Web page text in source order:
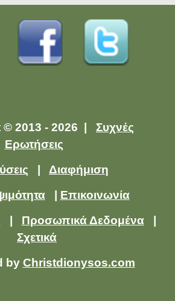
© 2013 - 2026 | Συχνές
Ερωτήσεις
Διαφήμιση
| Επικοινωνία
Προσωπικά Δεδομένα|
Σχετικά
by Christdionysos.com